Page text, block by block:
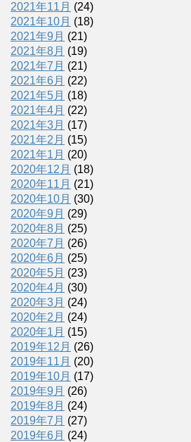
2021年11月 (24)
2021年10月 (18)
2021年9月 (21)
2021年8月 (19)
2021年7月 (21)
2021年6月 (22)
2021年5月 (18)
2021年4月 (22)
2021年3月 (17)
2021年2月 (15)
2021年1月 (20)
2020年12月 (18)
2020年11月 (21)
2020年10月 (30)
2020年9月 (29)
2020年8月 (25)
2020年7月 (26)
2020年6月 (25)
2020年5月 (23)
2020年4月 (30)
2020年3月 (24)
2020年2月 (24)
2020年1月 (15)
2019年12月 (26)
2019年11月 (20)
2019年10月 (17)
2019年9月 (26)
2019年8月 (24)
2019年7月 (27)
2019年6月 (24)